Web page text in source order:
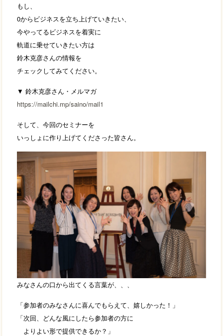
もし、
0からビジネスを立ち上げていきたい、
今やってるビジネスを着実に
軌道に乗せていきたい方は
鈴木克彦さんの情報を
チェックしてみてください。
▼ 鈴木克彦さん・メルマガ
https://mailchi.mp/saino/mail1
そして、今回のセミナーを
いっしょに作り上げてくださった皆さん。
みなさんの口から出てくる言葉が、、、
「参加者のみなさんに喜んでもらえて、嬉しかった！」
「次回、どんな風にしたら参加者の方に
よりよい形で提供できるか？」